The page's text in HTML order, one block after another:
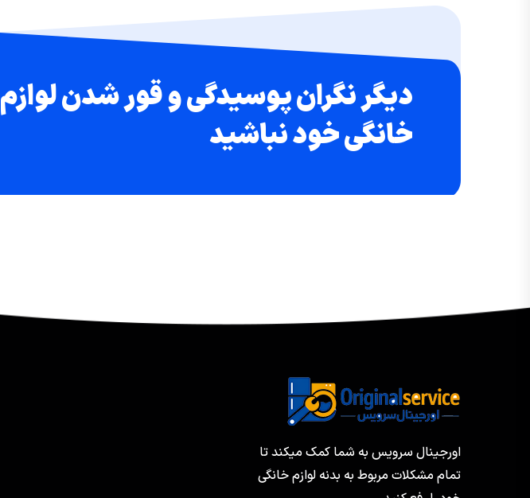
دیگر نگران پوسیدگی و قور شدن لوازم
خانگی خود نباشید
اورجینال سرویس به شما کمک میکند تا
تمام مشکلات مربوط به بدنه لوازم خانگی